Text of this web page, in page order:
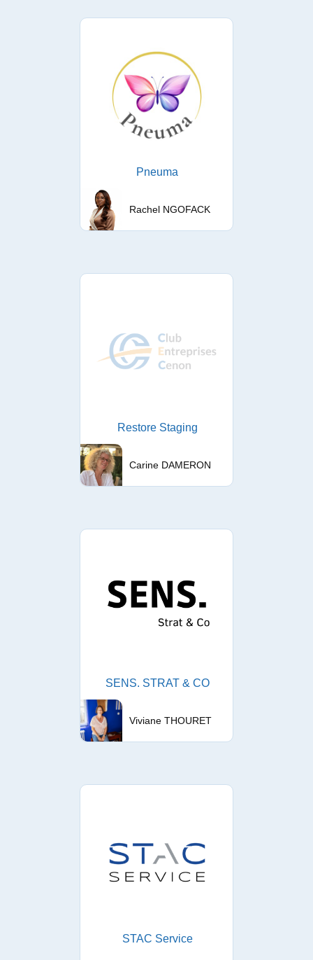
Pneuma
Rachel NGOFACK
Restore Staging
Carine DAMERON
SENS. STRAT & CO
Viviane THOURET
STAC Service